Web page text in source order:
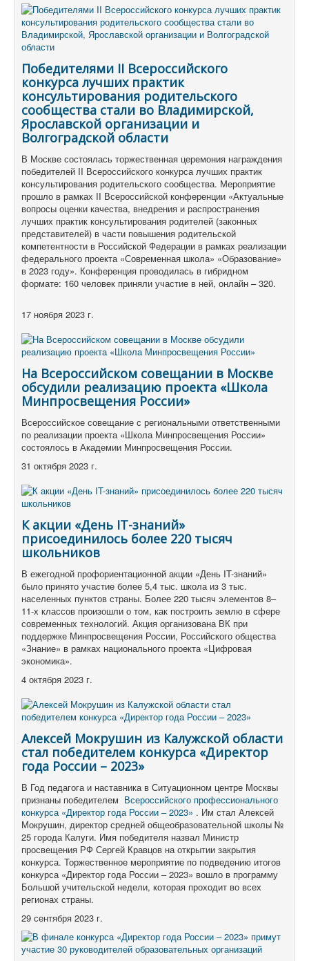
Победителями II Всероссийского
конкурса лучших практик
консультирования родительского
сообщества стали во Владимирской,
Ярославской организации и
Волгоградской области
В Москве состоялась торжественная церемония награждения
победителей II Всероссийского конкурса лучших практик
консультирования родительского сообщества. Мероприятие
прошло в рамках II Всероссийской конференции «Актуальные
вопросы оценки качества, внедрения и распространения
лучших практик консультирования родителей (законных
представителей) в части повышения родительской
компетентности в Российской Федерации в рамках реализации
федерального проекта «Современная школа» «Образование»
в 2023 году». Конференция проводилась в гибридном
формате: 160 человек приняли участие в ней, онлайн – 320.
17 ноября 2023 г.
На Всероссийском совещании в Москве
обсудили реализацию проекта «Школа
Минпросвещения России»
Всероссийское совещание с региональными ответственными
по реализации проекта «Школа Минпросвещения России»
состоялось в Академии Минпросвещения России.
31 октября 2023 г.
К акции «День IT-знаний»
присоединилось более 220 тысяч
школьников
В ежегодной профориентационной акции «День IT-знаний»
было принято участие более 5,4 тыс. школа из 3 тыс.
населенных пунктов страны. Более 220 тысяч элементов 8–
11-х классов произошли о том, как построить землю в сфере
современных технологий. Акция организована ВК при
поддержке Минпросвещения России, Российского общества
«Знание» в рамках национального проекта «Цифровая
экономика».
4 октября 2023 г.
Алексей Мокрушин из Калужской области
стал победителем конкурса «Директор
года России – 2023»
В Год педагога и наставника в Ситуационном центре Москвы
признаны победителем Всероссийского профессионального
конкурса «Директор года России – 2023» . Им стал Алексей
Мокрушин, директор средней общеобразовательной школы №
25 города Калуги. Имя победителя назвал Министр
просвещения РФ Сергей Кравцов на открытии закрытия
конкурса. Торжественное мероприятие по подведению итогов
конкурса «Директор года России – 2023» вошло в программу
Большой учительской недели, которая проходит во всех
регионах страны.
29 сентября 2023 г.